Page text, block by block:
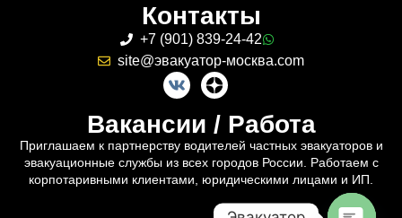
Контакты
+7 (901) 839-24-42
site@эвакуатор-москва.com
Вакансии / Работа
Приглашаем к партнерству водителей частных эвакуаторов и
эвакуационные службы из всех городов России. Работаем с
корпотаривными клиентами, юридическими лицами и ИП.